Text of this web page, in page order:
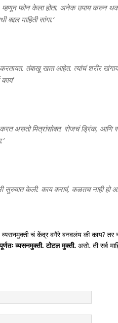
म्हणून फोन केला होता. अनेक उपाय करुन
बद्दल माहिती सांगा.’
करतायत. तंबाखू खात आहेत. त्यांचं शरीर
असतो मित्रांसोबत. रोजचं ड्रिंक, आणि
सुरुवात केली. काय करावं, कळतच नाही हो
चं केंद्र वगैरे बनवलंय की काय? तर
व्यसनमुक्ती. टोटल मुक्ती. असो. ती सर्व